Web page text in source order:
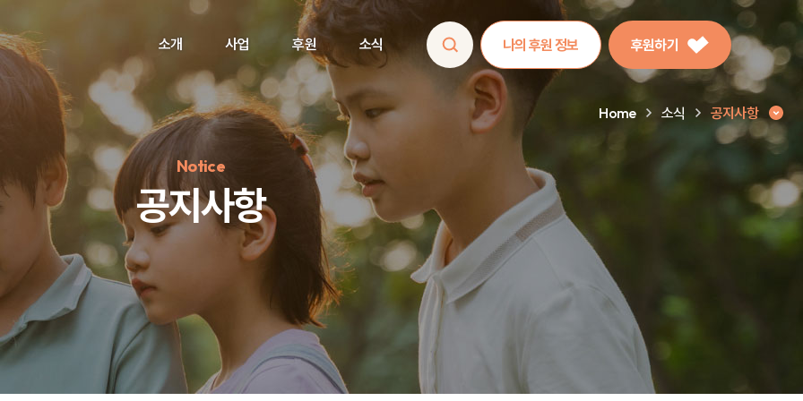
소개 사업 후원 소식 나의 후원 정보 후원하기
후원#하트플레이스#캠페인 #팬덤후원
Home 소식 공지사항
Notice
공지사항